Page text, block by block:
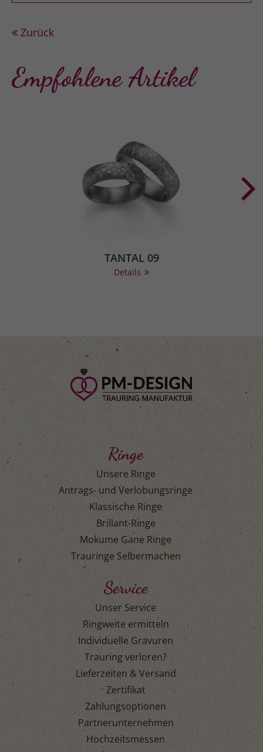
Zurück
Empfohlene Artikel
TANTAL 09
Details
Ringe
Unsere Ringe
Antrags- und Verlobungsringe
Klassische Ringe
Brillant-Ringe
Mokume Gane Ringe
Trauringe Selbermachen
Service
Unser Service
Ringweite ermitteln
Individuelle Gravuren
Trauring verloren?
Lieferzeiten & Versand
Zertifikat
Zahlungsoptionen
Partnerunternehmen
Hochzeitsmessen